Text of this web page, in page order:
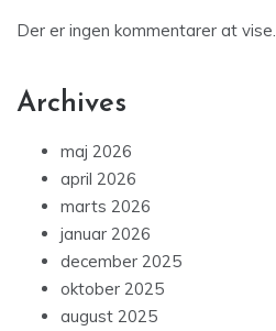
Der er ingen kommentarer at vise.
Archives
maj 2026
april 2026
marts 2026
januar 2026
december 2025
oktober 2025
august 2025